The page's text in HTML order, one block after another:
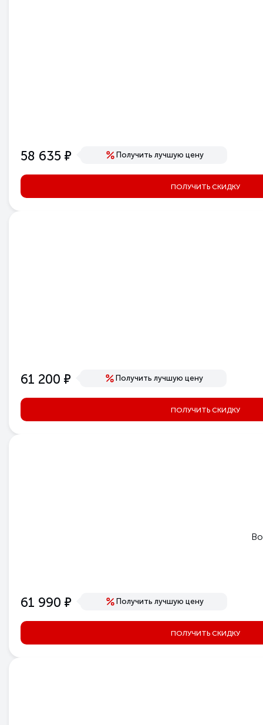
58 635 е Получить лучшую цену
ПОЛУЧИТЬ СКИДКУ
61 200 е Получить лучшую цену
ПОЛУЧИТЬ СКИДКУ
61 990 е Получить лучшую цену
ПОЛУЧИТЬ СКИДКУ